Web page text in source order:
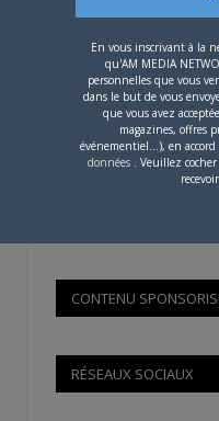
Pour savoir où trouver
carte !
Si votre ville n'est pas
CONTENU
RÉSEAUX SOCIAUX
En vous inscrivant à la
qu'AM MEDIA
personnelles que vous
dans le but de vous
que vous avez
magazines, offres
événementiel...), en accord
données . Veuillez cocher